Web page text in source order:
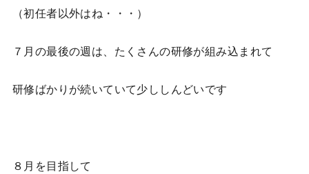
（初任者以外はね・・・）
７月の最後の週は、たくさんの研修が組み込まれて
研修ばかりが続いていて少ししんどいです
８月を目指して